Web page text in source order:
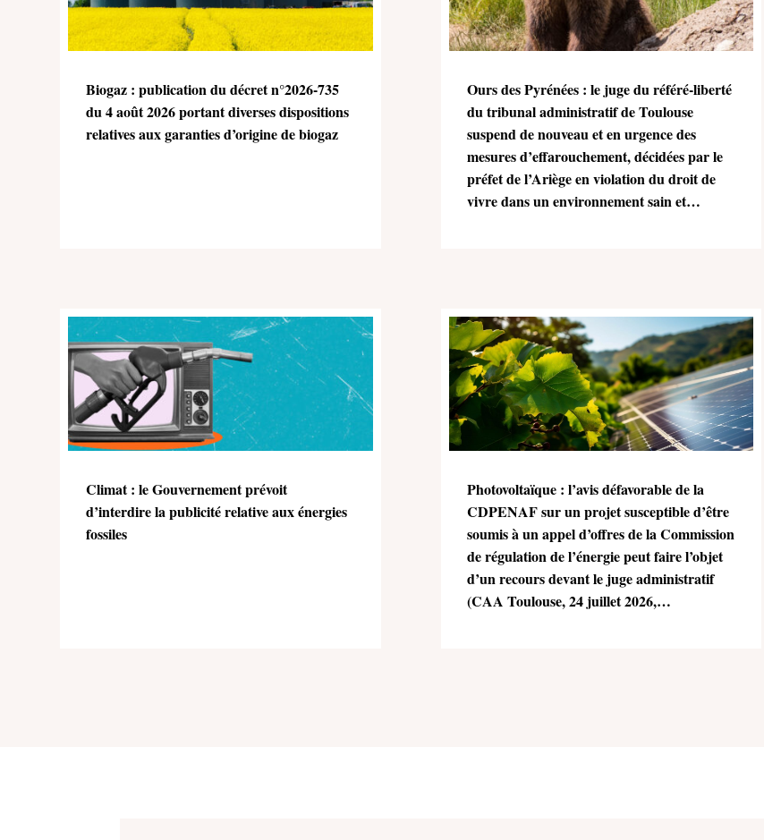
Biogaz : publication du décret n°2026-735
du 4 août 2026 portant diverses dispositions
relatives aux garanties d’origine de biogaz
Climat : le Gouvernement prévoit
d’interdire la publicité relative aux énergies
fossiles
Ours des Pyrénées : le juge du référé-liberté
du tribunal administratif de Toulouse
suspend de nouveau et en urgence des
mesures d’effarouchement, décidées par le
préfet de l’Ariège en violation du droit de
vivre dans un environnement sain et
Photovoltaïque : l’avis défavorable de la
CDPENAF sur un projet susceptible d’être
soumis à un appel d’offres de la Commission
de régulation de l’énergie peut faire l’objet
d’un recours devant le juge administratif
(CAA Toulouse, 24 juillet 2026,